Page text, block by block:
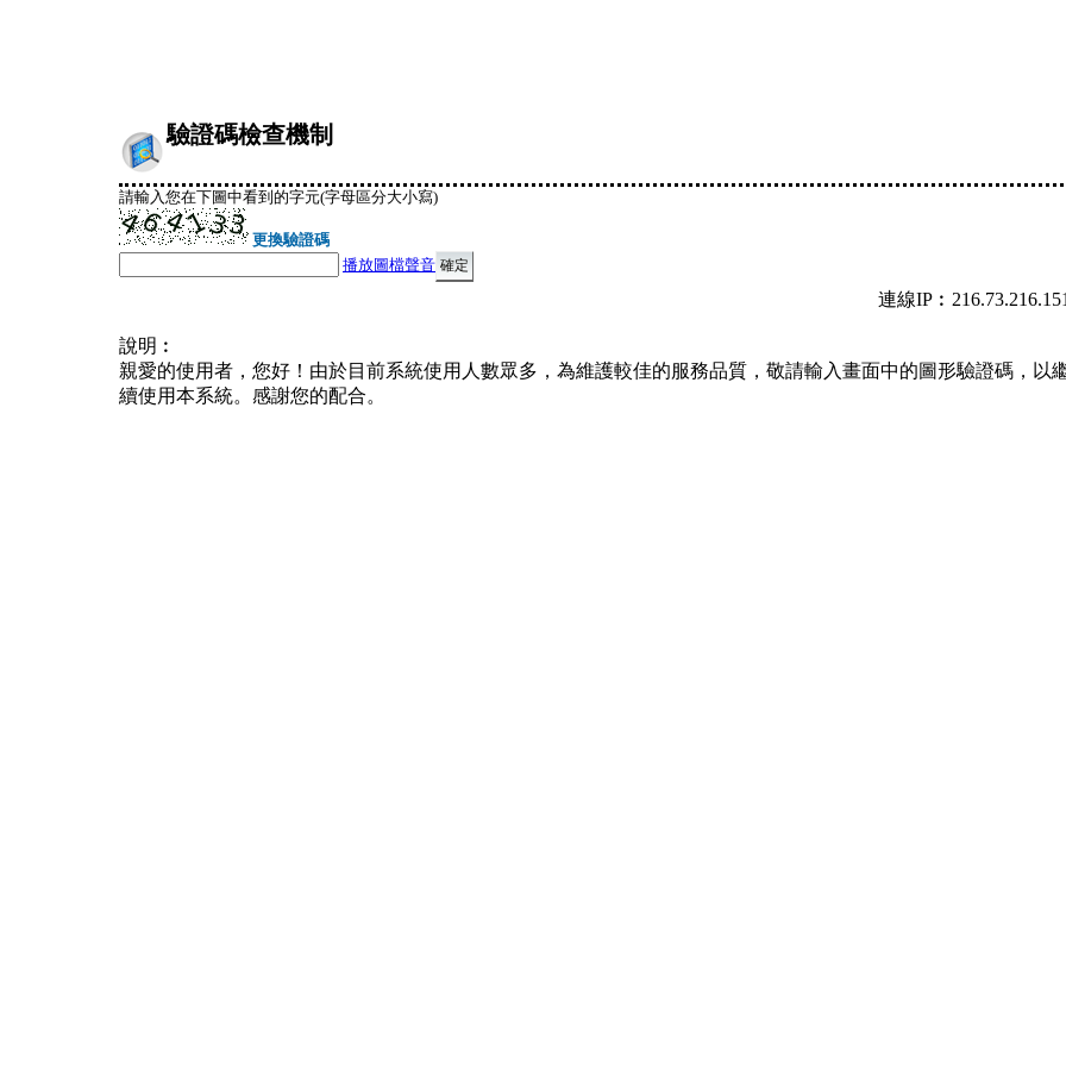
驗證碼檢查機制
請輸入您在下圖中看到的字元(字母區分大小寫)
更換驗證碼
播放圖檔聲音
連線
說明︰
親愛的使用者，您好！由於目前系統使用人數眾多，為維護較佳的服務品質，敬請輸入畫面中的圖形驗證碼，以
續使用本系統。感謝您的配合。